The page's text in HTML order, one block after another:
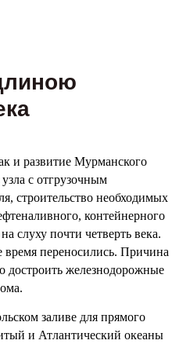
и развитие Мурманского
с отгрузочным
строительство необходимых
контейнерного
слуху почти четверть века.
время переносились. Причина
достроить железнодорожные
заливе для прямого
и Атлантический океаны